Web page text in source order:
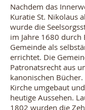
Nachdem das
Kuratie St. Nikolaus
wurde die
im Jahre 1680 durch
Gemeinde als
errichtet. Die
Patronatsrecht aus
kanonischen
Kirche umgebaut
heutige Aussehen.
1802 wurden die